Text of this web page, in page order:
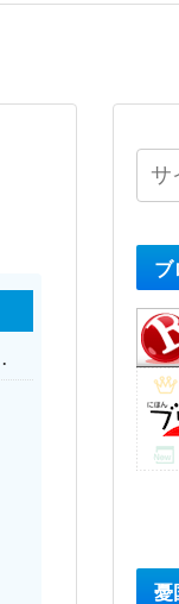
て店頭価格を変えない店も
ブ
憂